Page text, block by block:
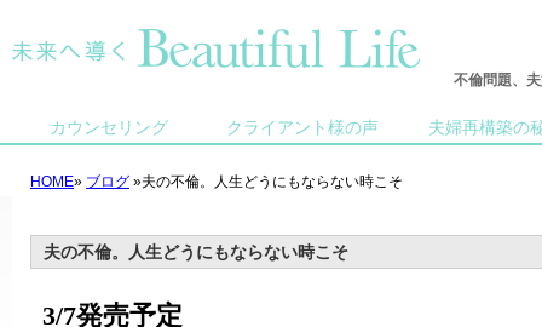
不倫問題、
カウンセリング クライアント様の声 夫婦再構築の
HOME» ブログ »夫の不倫。人生どうにもならない時こそ
夫の不倫。人生どうにもならない時こそ
3/7発売予定